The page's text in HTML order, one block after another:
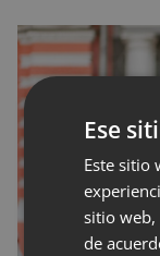
Ese
Este sitio
sitio web,
de